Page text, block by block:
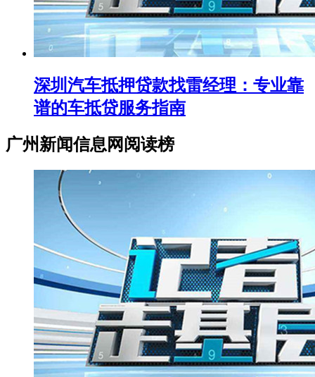
深圳汽车抵押贷款找雷经理：专业靠
谱的车抵贷服务指南
广州新闻信息网阅读榜